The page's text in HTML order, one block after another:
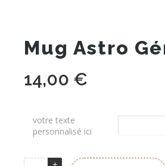
Mug Astro
14,00 €
votre texte
personnalisé ici